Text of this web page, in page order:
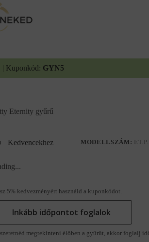
| Kuponkód: GYN5
Eternity gyűrű
MODELLSZÁM:
Kedvencekhez
5% kedvezményért használd a kuponkódot.
Inkább időpontot foglalok
megtekinteni élőben a gyűrűt, akkor foglalj